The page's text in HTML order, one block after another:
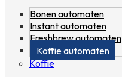
Bonen automaten
Instant automaten
Freshbrew automaten
Koffie automaten
Koffie